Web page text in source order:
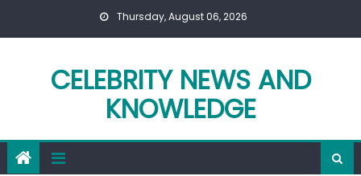
Thursday, August 06, 2026
CELEBRITY NEWS AND
KNOWLEDGE